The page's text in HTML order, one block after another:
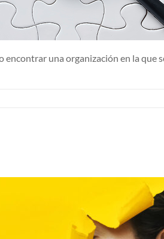
una organización en la